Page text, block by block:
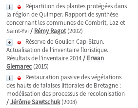
Répartition des plantes protégées dans
la région de Quimper. Rapport de synthèse
concernant les communes de Combrit, Laz et
Saint-Yvi/ Rémy Ragot(2002)
Réserve de Goulien Cap-Sizun.
Actualisation de l’inventaire floristique.
Résultats de l’inventaire 2014/ Erwan
Glemarec (2015)
Restauration passive des végétations
des hauts de falaises littorales de Bretagne :
modélisation des processus de recolonisation
/Jérôme Sawtschuk(2008)